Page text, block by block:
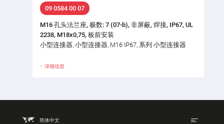
09 0584 00 07
M16 孔头法兰座, 极数: 7 (07-b), 非屏蔽, 焊接, IP67, UL
2238, M18x0,75, 板前安装
小型连接器, 小型连接器, M16 IP67, 系列 小型连接器
详细信息
简体中文